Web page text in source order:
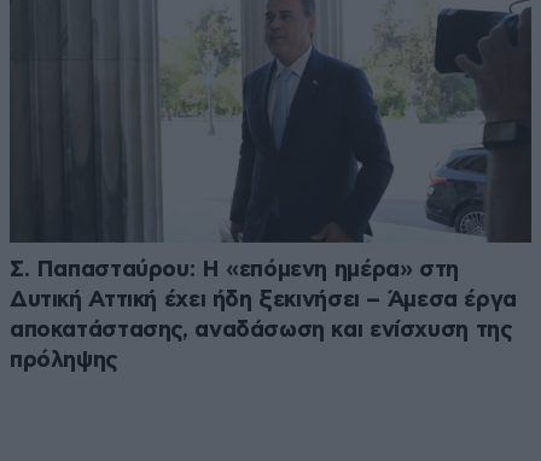
Σ. Παπασταύρου: Η «επόμενη ημέρα» στη
Δυτική Αττική έχει ήδη ξεκινήσει – Άμεσα έργα
αποκατάστασης, αναδάσωση και ενίσχυση της
πρόληψης